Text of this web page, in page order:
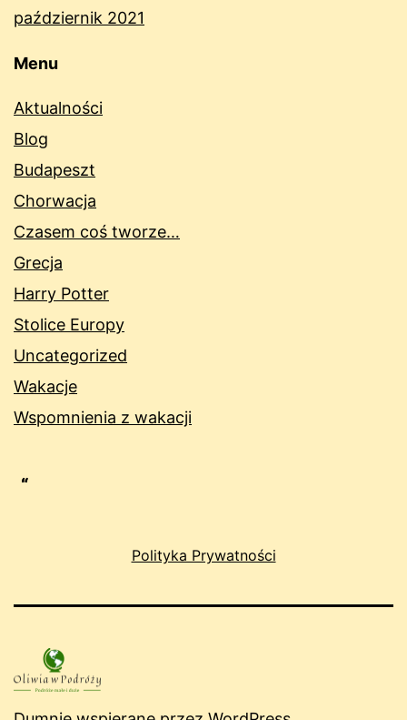
październik 2021
Menu
Aktualności
Blog
Budapeszt
Chorwacja
Czasem coś tworze…
Grecja
Harry Potter
Stolice Europy
Uncategorized
Wakacje
Wspomnienia z wakacji
Polityka Prywatności